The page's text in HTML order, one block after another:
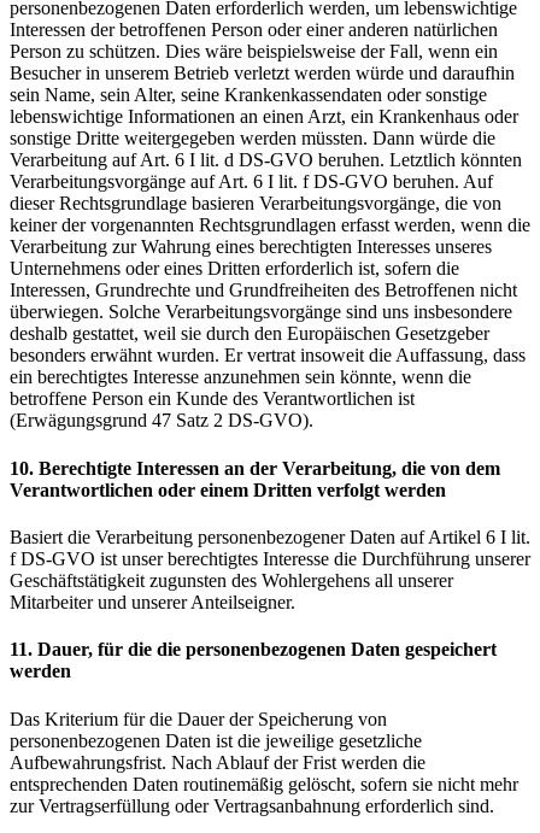
personenbezogenen Daten erforderlich werden, um lebenswichtige
Interessen der betroffenen Person oder einer anderen natürlichen
Person zu schützen. Dies wäre beispielsweise der Fall, wenn ein
Besucher in unserem Betrieb verletzt werden würde und daraufhin
sein Name, sein Alter, seine Krankenkassendaten oder sonstige
lebenswichtige Informationen an einen Arzt, ein Krankenhaus oder
sonstige Dritte weitergegeben werden müssten. Dann würde die
Verarbeitung auf Art. 6 I lit. d DS-GVO beruhen. Letztlich könnten
Verarbeitungsvorgänge auf Art. 6 I lit. f DS-GVO beruhen. Auf
dieser Rechtsgrundlage basieren Verarbeitungsvorgänge, die von
keiner der vorgenannten Rechtsgrundlagen erfasst werden, wenn die
Verarbeitung zur Wahrung eines berechtigten Interesses unseres
Unternehmens oder eines Dritten erforderlich ist, sofern die
Interessen, Grundrechte und Grundfreiheiten des Betroffenen nicht
überwiegen. Solche Verarbeitungsvorgänge sind uns insbesondere
deshalb gestattet, weil sie durch den Europäischen Gesetzgeber
besonders erwähnt wurden. Er vertrat insoweit die Auffassung, dass
ein berechtigtes Interesse anzunehmen sein könnte, wenn die
betroffene Person ein Kunde des Verantwortlichen ist
(Erwägungsgrund 47 Satz 2 DS-GVO).
10. Berechtigte Interessen an der Verarbeitung, die von dem
Verantwortlichen oder einem Dritten verfolgt werden
Basiert die Verarbeitung personenbezogener Daten auf Artikel 6 I lit.
f DS-GVO ist unser berechtigtes Interesse die Durchführung unserer
Geschäftstätigkeit zugunsten des Wohlergehens all unserer
Mitarbeiter und unserer Anteilseigner.
11. Dauer, für die die personenbezogenen Daten gespeichert
werden
Das Kriterium für die Dauer der Speicherung von
personenbezogenen Daten ist die jeweilige gesetzliche
Aufbewahrungsfrist. Nach Ablauf der Frist werden die
entsprechenden Daten routinemäßig gelöscht, sofern sie nicht mehr
zur Vertragserfüllung oder Vertragsanbahnung erforderlich sind.